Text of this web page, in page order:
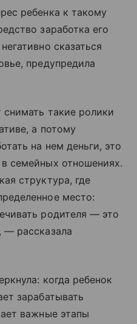
ребенка к такому
заработка его
сказаться
предупредила
такие ролики
а потому
на нем деньги, это
семейных отношениях.
структура, где
место:
родителя — это
— рассказала
когда ребенок
зарабатывать
важные этапы